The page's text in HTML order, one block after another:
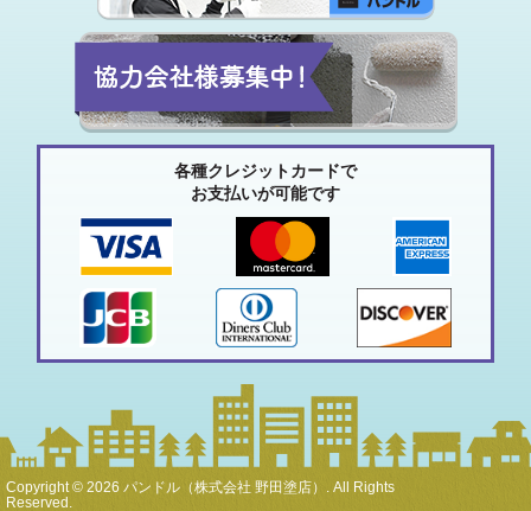
各種クレジットカードで
お支払いが可能です
Copyright © 2026 パンドル（株式会社 野田塗店）. All Rights
Reserved.